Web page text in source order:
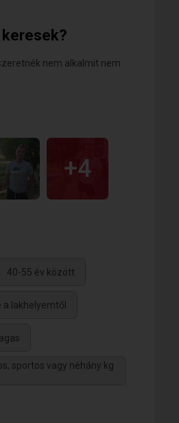
nem alkalmit nem
+4
40-55 év között
a lakhelyemtől
sportos vagy néhány kg